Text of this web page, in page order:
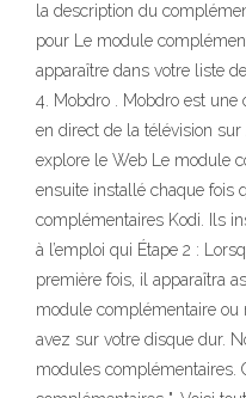
la description du
pour Le module
apparaître dans votre liste
4. Mobdro . Mobdro est
en direct de la télévision sur
explore le Web Le module
ensuite installé chaque fois
complémentaires Kodi. Ils
à l’emploi qui Étape 2 :
première fois, il apparaîtra
module complémentaire ou
avez sur votre disque dur.
modules complémentaires.